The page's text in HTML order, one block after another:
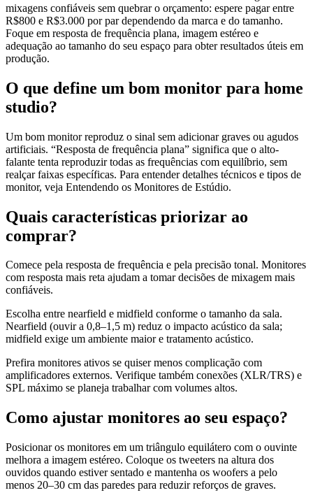
mixagens confiáveis sem quebrar o orçamento: espere pagar entre
R$800 e R$3.000 por par dependendo da marca e do tamanho.
Foque em resposta de frequência plana, imagem estéreo e
adequação ao tamanho do seu espaço para obter resultados úteis em
produção.
O que define um bom monitor para home
studio?
Um bom monitor reproduz o sinal sem adicionar graves ou agudos
artificiais. “Resposta de frequência plana” significa que o alto-
falante tenta reproduzir todas as frequências com equilíbrio, sem
realçar faixas específicas. Para entender detalhes técnicos e tipos de
monitor, veja Entendendo os Monitores de Estúdio.
Quais características priorizar ao
comprar?
Comece pela resposta de frequência e pela precisão tonal. Monitores
com resposta mais reta ajudam a tomar decisões de mixagem mais
confiáveis.
Escolha entre nearfield e midfield conforme o tamanho da sala.
Nearfield (ouvir a 0,8–1,5 m) reduz o impacto acústico da sala;
midfield exige um ambiente maior e tratamento acústico.
Prefira monitores ativos se quiser menos complicação com
amplificadores externos. Verifique também conexões (XLR/TRS) e
SPL máximo se planeja trabalhar com volumes altos.
Como ajustar monitores ao seu espaço?
Posicionar os monitores em um triângulo equilátero com o ouvinte
melhora a imagem estéreo. Coloque os tweeters na altura dos
ouvidos quando estiver sentado e mantenha os woofers a pelo
menos 20–30 cm das paredes para reduzir reforços de graves.